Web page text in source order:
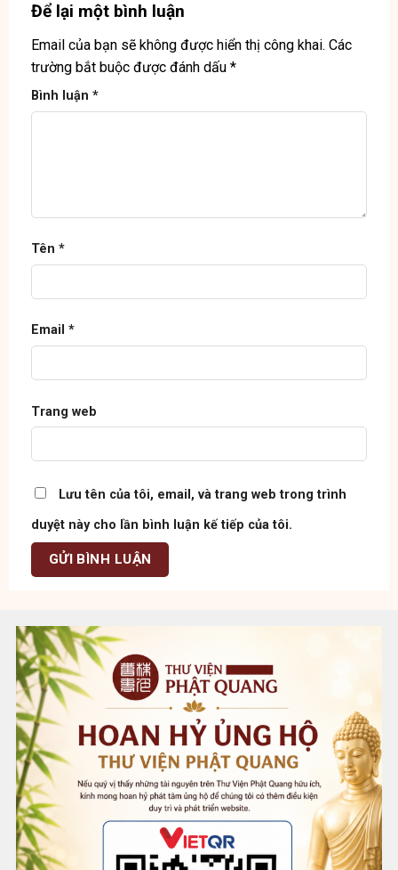
Để lại một bình luận
Email của bạn sẽ không được hiển thị công khai. Các
trường bắt buộc được đánh dấu *
Bình luận *
Tên *
Email *
Trang web
Lưu tên của tôi, email, và trang web trong trình
duyệt này cho lần bình luận kế tiếp của tôi.